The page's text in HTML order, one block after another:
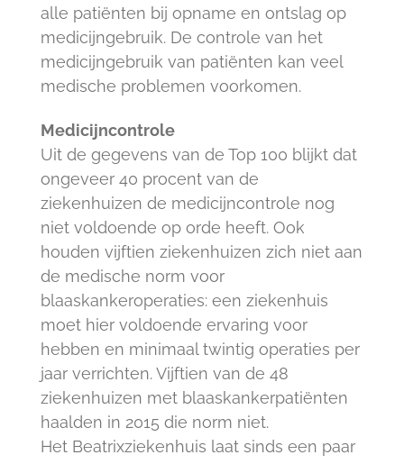
alle patiënten bij opname en ontslag op
medicijngebruik. De controle van het
medicijngebruik van patiënten kan veel
medische problemen voorkomen.
Medicijncontrole
Uit de gegevens van de Top 100 blijkt dat
ongeveer 40 procent van de
ziekenhuizen de medicijncontrole nog
niet voldoende op orde heeft. Ook
houden vijftien ziekenhuizen zich niet aan
de medische norm voor
blaaskankeroperaties: een ziekenhuis
moet hier voldoende ervaring voor
hebben en minimaal twintig operaties per
jaar verrichten. Vijftien van de 48
ziekenhuizen met blaaskankerpatiënten
haalden in 2015 die norm niet.
Het Beatrixziekenhuis laat sinds een paar